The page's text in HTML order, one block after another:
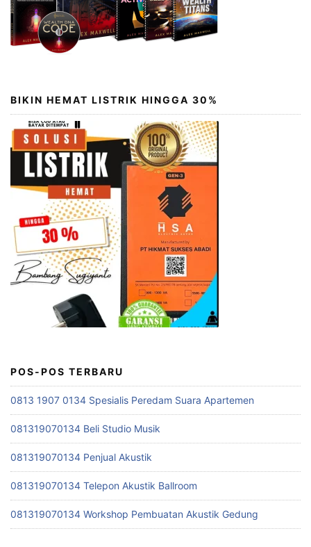
BIKIN HEMAT LISTRIK HINGGA 30%
POS-POS TERBARU
0813 1907 0134 Spesialis Peredam Suara Apartemen
081319070134 Beli Studio Musik
081319070134 Penjual Akustik
081319070134 Telepon Akustik Ballroom
081319070134 Workshop Pembuatan Akustik Gedung